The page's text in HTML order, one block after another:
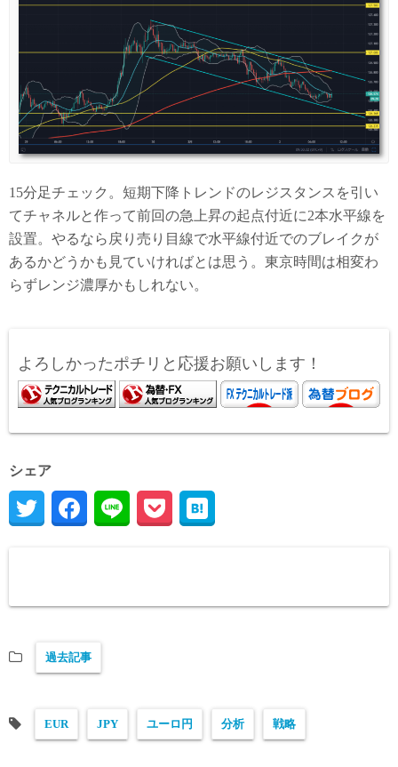
15分足チェック。短期下降トレンドのレジスタンスを引い
てチャネルと作って前回の急上昇の起点付近に2本水平線を
設置。やるなら戻り売り目線で水平線付近でのブレイクが
あるかどうかも見ていければとは思う。東京時間は相変わ
らずレンジ濃厚かもしれない。
よろしかったポチリと応援お願いします！
シェア
過去記事
EUR JPY ユーロ円 分析 戦略